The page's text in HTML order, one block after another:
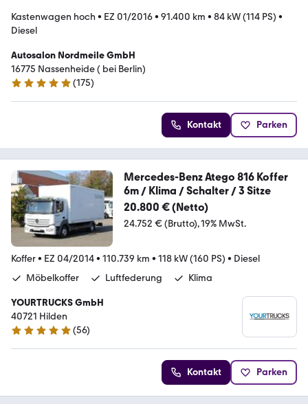
Kastenwagen hoch • EZ 01/2016• 91.400 km • 84 kW (114 PS) •
Diesel
Autosalon Nordmeile GmbH
16775 ­­­Nassenheide ( bei Berlin)
4.9 Sterne
(175)
Kontakt Parken
Mercedes-Benz Atego 816 Koffer
6m / Klima / Schalter / 3 Sitze
20.800 € (Netto)
24.752 € (Brutto) 19% MwSt.
Koffer• EZ 04/2014• 110.739 km • 118 kW (160 PS) • Diesel
Möbelkoffer
Luftfederung Klima
YOURTRUCKS GmbH
40721 Hilden
5 Sterne
(56)
Kontakt Parken